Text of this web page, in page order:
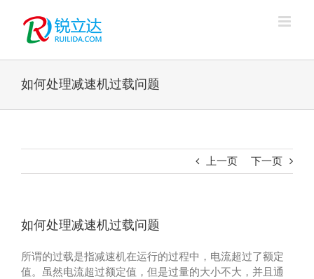
如何处理减速机过载问题
上一页 下一页
如何处理减速机过载问题
所谓的过载是指减速机在运行的过程中，电流超过了额定
值。虽然电流超过额定值，但是过量的大小不大，并且通